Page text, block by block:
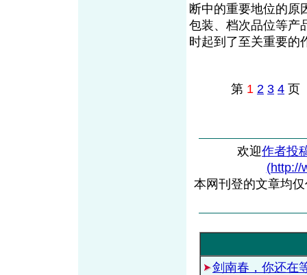
断中的重要地位的原
包装、档次品位等产
时起到了至关重要的
第 1 2 3 4
欢迎作者投
(http://
本网刊登的文章均
剑南春，你还在